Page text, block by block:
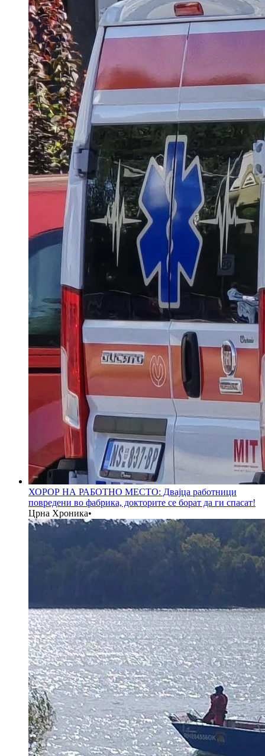
ХОРОР НА РАБОТНО МЕСТО: Двајца работници
повредени во фабрика, докторите се борат да ги спасат!
Црна Хроника•